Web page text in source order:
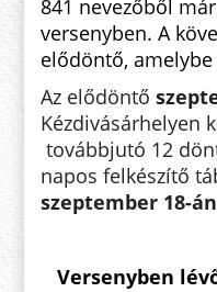
841 nevezőből
versenyben. A
elődöntő,
Az elődöntő
Kézdivásárhelyen
továbbjutó 12
napos felkészítő
szeptember 18-án
Versenyben